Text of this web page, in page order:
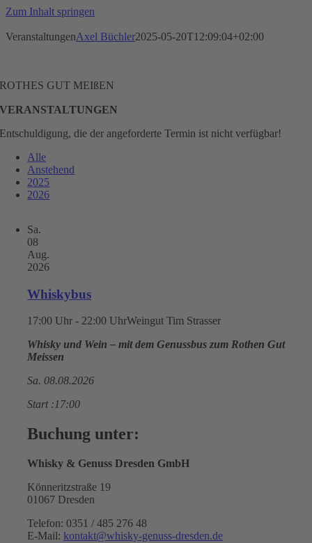
Zum Inhalt springen
VeranstaltungenAxel Büchler2025-05-20T12:09:04+02:00
ROTHES GUT MEIßEN
VERANSTALTUNGEN
Entschuldigung, die der angeforderte Termin ist nicht verfügbar!
Alle
Anstehend
2025
2026
Sa.
08
Aug.
2026
Whiskybus
17:00 Uhr - 22:00 UhrWeingut Tim Strasser
Whisky und Wein – mit dem Genussbus zum Rothen Gut
Meissen
Sa. 08.08.2026
Start :17:00
Buchung unter:
Whisky & Genuss Dresden GmbH
Könneritzstraße 19
01067 Dresden
Telefon: 0351 / 485 276 48
E-Mail: kontakt@whisky-genuss-dresden.de